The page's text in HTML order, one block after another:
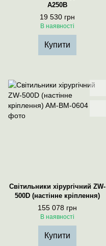
А250B
19 530 грн
В наявності
Купити
Світильники хірургічний ZW-
500D (настінне кріплення)
155 078 грн
В наявності
Купити